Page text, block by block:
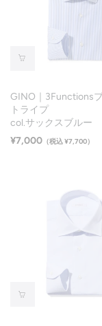
GINO｜3Functions
トライプ
col.サックスブルー
¥7,000 （税込 ¥7,700）